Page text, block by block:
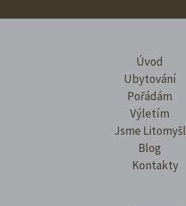
Úvod
Ubytování
Pořádám
Výletím
Jsme Litomyšl
Blog
Kontakty